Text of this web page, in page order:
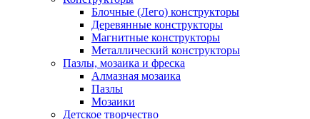
Блочные (Лего) конструкторы
Деревянные конструкторы
Магнитные конструкторы
Металлический конструкторы
Пазлы, мозаика и фреска
Алмазная мозаика
Пазлы
Мозаики
Детское творчество